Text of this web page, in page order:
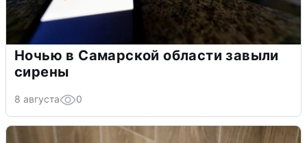
Ночью в Самарской области завыли
сирены
8 августа 0